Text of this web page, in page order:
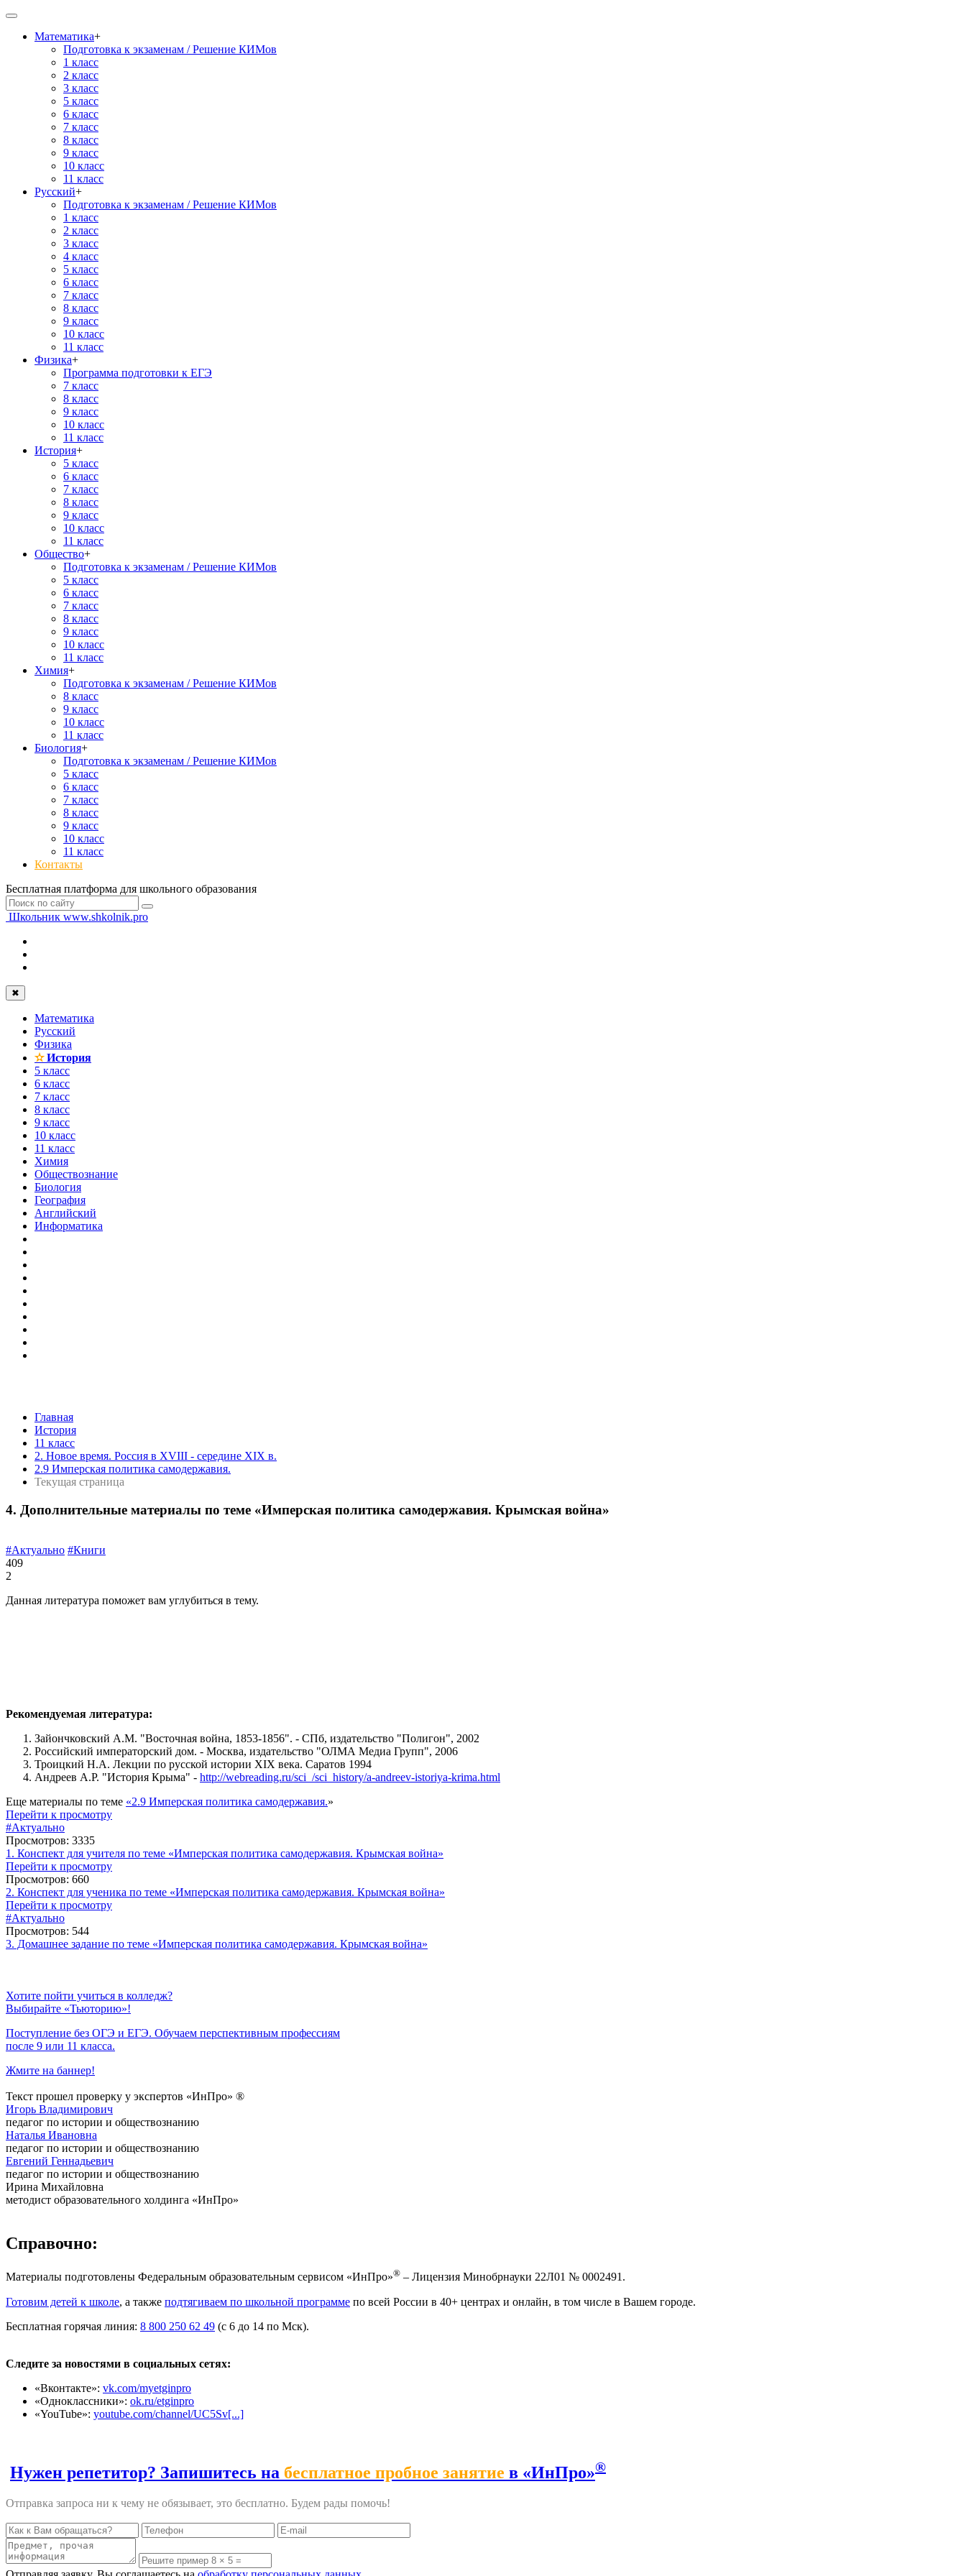
Математика+
Подготовка к экзаменам / Решение КИМов
1 класс
2 класс
3 класс
5 класс
6 класс
7 класс
8 класс
9 класс
10 класс
11 класс
Русский+
Подготовка к экзаменам / Решение КИМов
1 класс
2 класс
3 класс
4 класс
5 класс
6 класс
7 класс
8 класс
9 класс
10 класс
11 класс
Физика+
Программа подготовки к ЕГЭ
7 класс
8 класс
9 класс
10 класс
11 класс
История+
5 класс
6 класс
7 класс
8 класс
9 класс
10 класс
11 класс
Общество+
Подготовка к экзаменам / Решение КИМов
5 класс
6 класс
7 класс
8 класс
9 класс
10 класс
11 класс
Химия+
Подготовка к экзаменам / Решение КИМов
8 класс
9 класс
10 класс
11 класс
Биология+
Подготовка к экзаменам / Решение КИМов
5 класс
6 класс
7 класс
8 класс
9 класс
10 класс
11 класс
Контакты
Бесплатная платформа для школьного образования
Школьник www.shkolnik.pro
✖
Математика
Русский
Физика
✫История
5 класс
6 класс
7 класс
8 класс
9 класс
10 класс
11 класс
Химия
Обществознание
Биология
География
Английский
Информатика
Главная
История
11 класс
2. Новое время. Россия в XVIII - середине XIX в.
2.9 Имперская политика самодержавия.
Текущая страница
4. Дополнительные материалы по теме «Имперская политика самодержавия. Крымская война»
#Актуально #Книги
409
2
Данная литература поможет вам углубиться в тему.
Рекомендуемая литература:
Зайончковский А.М. "Восточная война, 1853-1856". - СПб, издательство "Полигон", 2002
Российский императорский дом. - Москва, издательство "ОЛМА Медиа Групп", 2006
Троицкий Н.А. Лекции по русской истории XIX века. Саратов 1994
Андреев А.Р. "История Крыма" - http://webreading.ru/sci_/sci_history/a-andreev-istoriya-krima.html
Еще материалы по теме «2.9 Имперская политика самодержавия.»
Перейти к просмотру
#Актуально
Просмотров: 3335
1. Конспект для учителя по теме «Имперская политика самодержавия. Крымская война»
Перейти к просмотру
Просмотров: 660
2. Конспект для ученика по теме «Имперская политика самодержавия. Крымская война»
Перейти к просмотру
#Актуально
Просмотров: 544
3. Домашнее задание по теме «Имперская политика самодержавия. Крымская война»
Хотите пойти учиться в колледж?
Выбирайте «Тьюторию»!
Поступление без ОГЭ и ЕГЭ. Обучаем перспективным профессиям
после 9 или 11 класса.
Жмите на баннер!
Текст прошел проверку у экспертов «ИнПро» ®
Игорь Владимирович
педагог по истории и обществознанию
Наталья Ивановна
педагог по истории и обществознанию
Евгений Геннадьевич
педагог по истории и обществознанию
Ирина Михайловна
методист образовательного холдинга «ИнПро»
Справочно:
Материалы подготовлены Федеральным образовательным сервисом «ИнПро»® – Лицензия Минобрнауки 22Л01 № 0002491.
Готовим детей к школе, а также подтягиваем по школьной программе по всей России в 40+ центрах и онлайн, в том числе в Вашем городе.
Бесплатная горячая линия: 8 800 250 62 49 (с 6 до 14 по Мск).
Следите за новостями в социальных сетях:
«Вконтакте»: vk.com/myetginpro
«Одноклассники»: ok.ru/etginpro
«YouTube»: youtube.com/channel/UC5Sv[...]
Нужен репетитор? Запишитесь на бесплатное пробное занятие в «ИнПро»®
Отправка запроса ни к чему не обязывает, это бесплатно. Будем рады помочь!